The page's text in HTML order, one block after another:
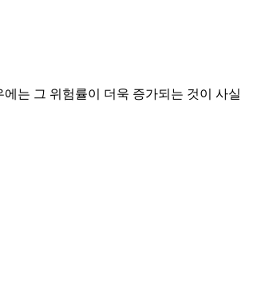
는 그 위험률이 더욱 증가되는 것이 사실